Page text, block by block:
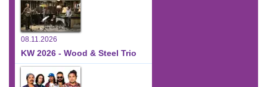
08.11.2026
KW 2026 - Wood & Steel Trio